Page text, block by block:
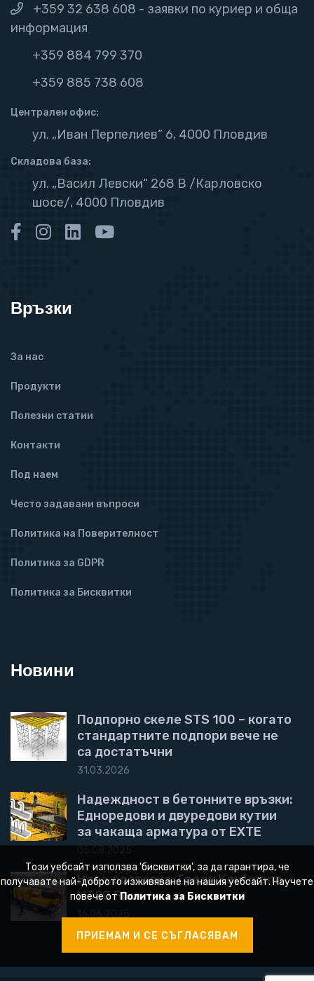
+359 32 638 608 - заявки по куриер и обща
информация
+359 884 799 370
+359 885 738 608
Централен офис:
ул. „Иван Перпелиев“ 6, 4000 Пловдив
Складова база:
ул. „Васил Левски“ 268 В /Карловско
шосе/, 4000 Пловдив
Връзки
За нас
Продукти
Полезни статии
Контакти
Под наем
Често задавани въпроси
Политика на Поверителност
Политика за GDPR
Политика за Бисквитки
Новини
Подпорно скеле STS 100 – когато
стандартните подпори вече не
са достатъчни
31.03.2026
Надеждност в бетонните връзки:
Едноредови и двуредови кутии
за чакаща арматура от EXTE
Нова доставка: Греди Kaufmann
HT20 Plus
Този уебсайт използва 'бисквитки', за да гарантира, че
получавате най-доброто изживяване на нашия уебсайт. Научете
повече отПолитика за Бисквитки
ПРИЕМАМ И СЕ СЪГЛАСЯВАМ